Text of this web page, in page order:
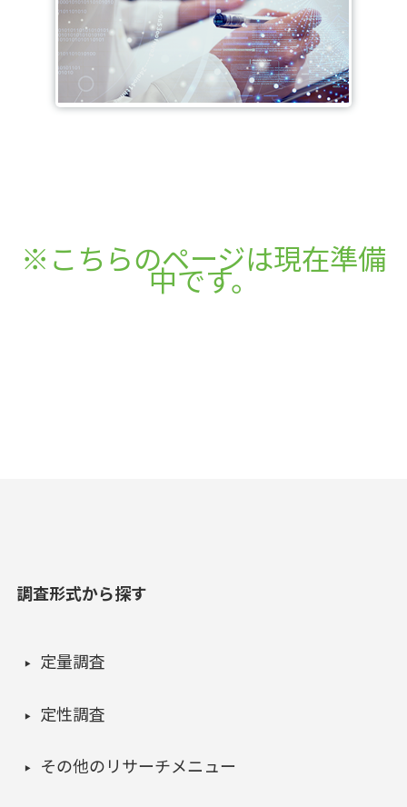
※こちらのページは現在準備
中です。
調査形式から探す
定量調査
定性調査
その他のリサーチメニュー